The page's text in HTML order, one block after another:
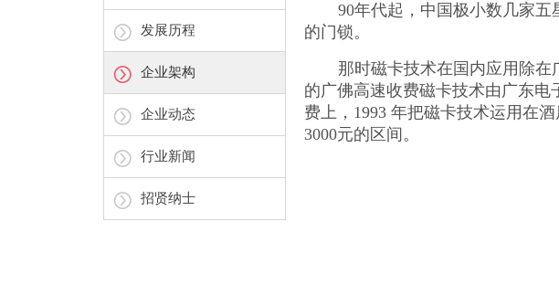
发展历程
企业架构
企业动态
行业新闻
招贤纳士
90年代起，中国极小数几家
的门锁。
那时磁卡技术在国内应用除
的广佛高速收费磁卡技术由广东电
费上，1993 年把磁卡技术运用在
3000元的区间。